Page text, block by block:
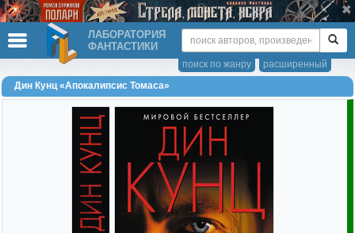
ЛАБОРАТОРИЯ
ФАНТАСТИКИ
расширенный
поиск по жанру
Дин Кунц «Апокалипсис Томаса»